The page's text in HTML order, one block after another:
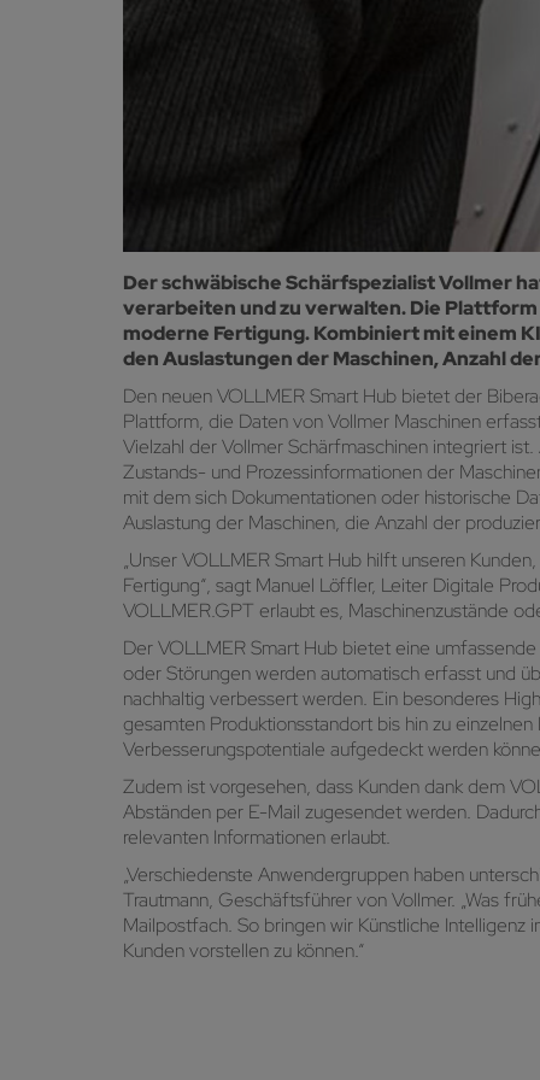
Der schwäbische Schärfspezialist Vollmer
verarbeiten und zu verwalten. Die
moderne Fertigung. Kombiniert mit einem
den Auslastungen der Maschinen, Anzahl
Den neuen VOLLMER Smart Hub bietet der
Plattform, die Daten von Vollmer Maschinen
Vielzahl der Vollmer Schärfmaschinen integriert
Zustands- und Prozessinformationen der
mit dem sich Dokumentationen oder historische
Auslastung der Maschinen, die Anzahl der
„Unser VOLLMER Smart Hub hilft unseren
Fertigung“, sagt Manuel Löffler, Leiter Digitale
VOLLMER.GPT erlaubt es, Maschinenzustände
Der VOLLMER Smart Hub bietet eine
oder Störungen werden automatisch erfasst und
nachhaltig verbessert werden. Ein besonderes
gesamten Produktionsstandort bis hin zu
Verbesserungspotentiale aufgedeckt werden
Zudem ist vorgesehen, dass Kunden dank dem
Abständen per E-Mail zugesendet werden.
relevanten Informationen erlaubt.
„Verschiedenste Anwendergruppen haben
Trautmann, Geschäftsführer von Vollmer. „Was
Mailpostfach. So bringen wir Künstliche
Kunden vorstellen zu können.“